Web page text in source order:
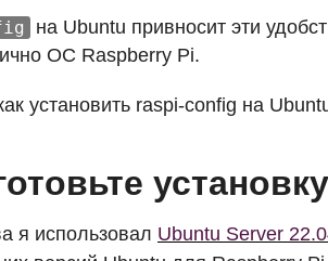
на Ubuntu привносит эти
ОС Raspberry Pi.
установить raspi-config на
я использовал Ubuntu Server